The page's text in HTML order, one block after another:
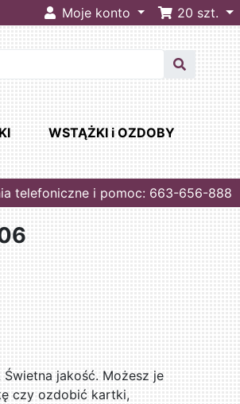
Moje konto 20 szt.
WSTĄŻKI i OZDOBY
telefoniczne i pomoc: 663-656-888
jakość. Możesz je
czy ozdobić kartki,